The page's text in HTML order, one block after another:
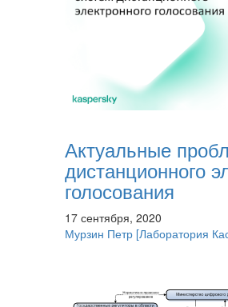
Актуальные
дистанционного
голосования
17 сентября, 2020
Мурзин Петр [Лаборатория